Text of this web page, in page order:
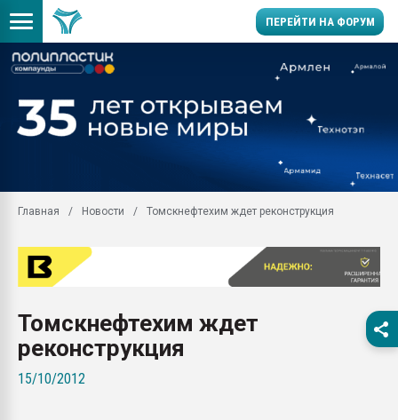
ПЕРЕЙТИ НА ФОРУМ
производство SPC
заводу пластмасс"
Помощь в подборе
Вакуум-формовочные
ближайшее
Подмосковье, Москва
первый план в
Главная Новости Томскнефтехим ждет реконструкция
Томскнефтехим ждет
реконструкция
15/10/2012